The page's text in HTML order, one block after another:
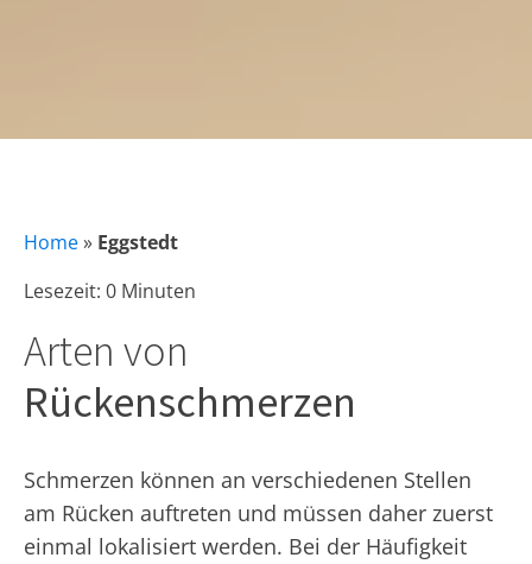
Home» Eggstedt
Lesezeit: 0 Minuten
Arten von
Rückenschmerzen
Schmerzen können an verschiedenen Stellen
am Rücken auftreten und müssen daher zuerst
einmal lokalisiert werden. Bei der Häufigkeit